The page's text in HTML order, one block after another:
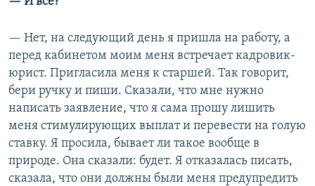
— Нет, на следующий день я пришла на работу, а
перед кабинетом моим меня встречает кадровик-
юрист. Пригласила меня к старшей. Так говорит,
бери ручку и пиши. Сказали, что мне нужно
написать заявление, что я сама прошу лишить
меня стимулирующих выплат и перевести на голую
ставку. Я просила, бывает ли такое вообще в
природе. Она сказали: будет. Я отказалась писать,
сказала, что они должны были меня предупредить